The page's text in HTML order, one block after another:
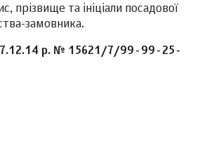
прізвище та ініціали посадової
замовника.
р. № 15621/7/99-99-25-